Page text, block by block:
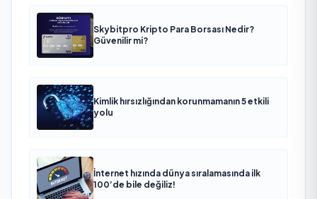
Skybitpro Kripto Para Borsası Nedir?
Güvenilir mi?
Kimlik hırsızlığından korunmamanın 5 etkili
yolu
İnternet hızında dünya sıralamasında ilk
100’de bile değiliz!